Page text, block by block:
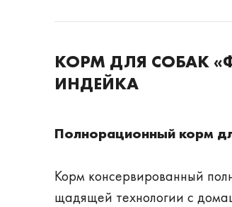
КОРМ ДЛЯ СОБАК
ИНДЕЙКА
Полнорационный корм
Корм консервированный
щадящей технологии с